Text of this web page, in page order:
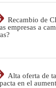
Recambio de
empresas a
Alta oferta de
en el